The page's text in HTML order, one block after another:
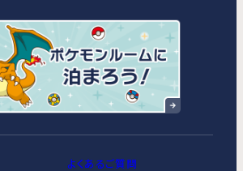
日本橋水天宮前
MIMARU東京 八丁堀
浅草STATION
よくあるご質問